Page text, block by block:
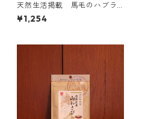
天然生活掲載 馬毛のハブラ
シ 3本セット
¥1,254